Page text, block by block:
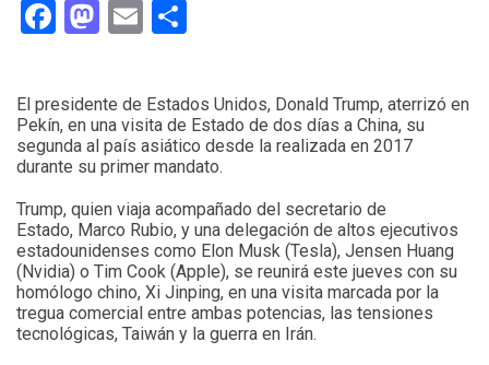
Facebook
Mastodon
Email
El presidente de Estados Unidos, Donald Trump, aterrizó en
Pekín, en una visita de Estado de dos días a China, su
segunda al país asiático desde la realizada en 2017
durante su primer mandato.
Trump, quien viaja acompañado del secretario de
Estado, Marco Rubio, y una delegación de altos ejecutivos
estadounidenses como Elon Musk (Tesla), Jensen Huang
(Nvidia) o Tim Cook (Apple), se reunirá este jueves con su
homólogo chino, Xi Jinping, en una visita marcada por la
tregua comercial entre ambas potencias, las tensiones
tecnológicas, Taiwán y la guerra en Irán.